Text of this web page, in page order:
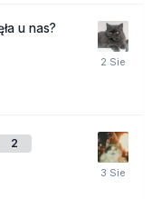
u nas?
2